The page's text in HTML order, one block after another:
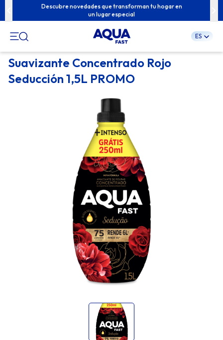
Pular
para
Descubre novedades que transforman tu hogar en
un lugar especial
ES
Suavizante Concentrado Rojo
Seducción 1,5L PROMO